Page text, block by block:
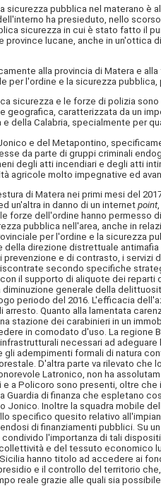
sicurezza pubblica nel materano
ha presieduto, nello
sicurezza in cui è stato fatto il
province lucane, anche in
alla provincia di Matera e
per l'ordine e la sicurezza
sicurezza e le forze di polizia
geografica, caratterizzata da un
e della Calabria, specialmente per
e del Metapontino,
da parte di gruppi criminali
degli atti incendiari e degli atti
agricole molto impegnative ed
di Matera nei primi mesi del
un'altra in danno di un internetpoint
forze dell'ordine hanno permesso
pubblica nell'area, anche in
per l'ordine e la sicurezza
della direzione distrettuale
prevenzione e di contrasto, i
secondo specifiche
il supporto di aliquote dei
diminuzione generale della
periodo del 2016. L'efficacia
Quanto alla lamentata
stazione dei carabinieri in un
in comodato d'uso. La regione
necessari ad
adempimenti formali di natura
D'altra parte va rilevato
Latronico, non ha
a Policoro sono presenti, oltre
Guardia di finanza che espletano
Jonico. Inoltre la squadra mobile
specifico quesito relativo
di finanziamenti pubblici. Su
l'importanza di tali
e del tessuto economico
hanno titolo ad accedere ai
e il controllo del territorio
reale grazie alle quali sia